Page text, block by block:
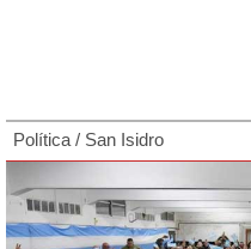
Política / San Isidro